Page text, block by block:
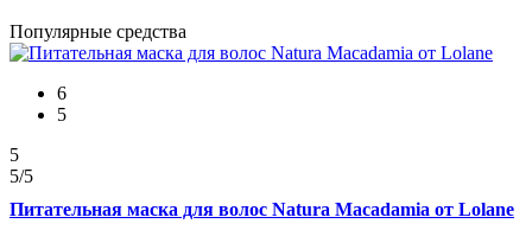
Популярные средства
6
5
5
5/5
Питательная маска для волос Natura Macadamia от Lolane